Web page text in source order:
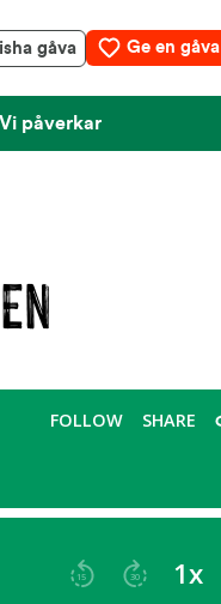
gåva Ge en gåva
Vi påverkar